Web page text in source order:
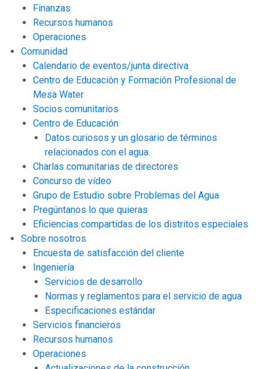
Finanzas
Recursos humanos
Operaciones
Comunidad
Calendario de eventos/junta directiva
Centro de Educación y Formación Profesional de
Mesa Water
Socios comunitarios
Centro de Educación
Datos curiosos y un glosario de términos
relacionados con el agua.
Charlas comunitarias de directores
Concurso de vídeo
Grupo de Estudio sobre Problemas del Agua
Pregúntanos lo que quieras
Eficiencias compartidas de los distritos especiales
Sobre nosotros
Encuesta de satisfacción del cliente
Ingeniería
Servicios de desarrollo
Normas y reglamentos para el servicio de agua
Especificaciones estándar
Servicios financieros
Recursos humanos
Operaciones